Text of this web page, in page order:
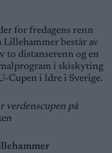
for fredagens renn
Lillehammer består av
to distanserenn og en
i skiskyting
Cupen i Idre i Sverige.
verdenscupen på